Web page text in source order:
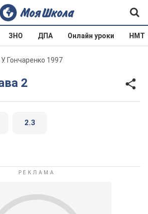
ЗНО ДПА Онлайн уроки НМТ
Гончаренко 1997
2
2.3